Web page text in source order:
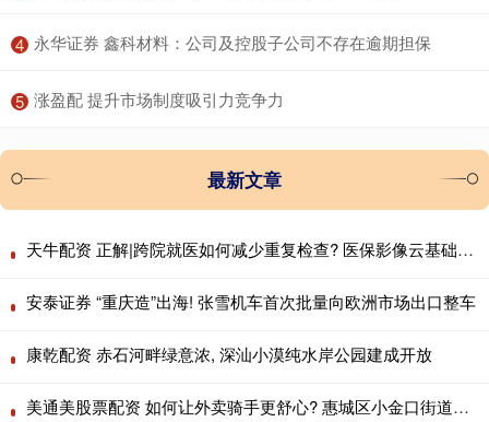
4 ​永华证券 鑫科材料：公司及控股子公司不存在逾期担保
5 ​涨盈配 提升市场制度吸引力竞争力
最新文章
天牛配资 正解|跨院就医如何减少重复检查? 医保影像云基础规范发布
安泰证券 “重庆造”出海! 张雪机车首次批量向欧洲市场出口整车
康乾配资 赤石河畔绿意浓, 深汕小漠纯水岸公园建成开放
美通美股票配资 如何让外卖骑手更舒心? 惠城区小金口街道给出答案